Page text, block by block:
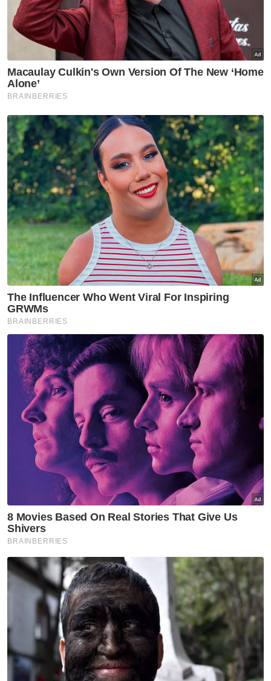
lalu.
Bagi kesalahan amang seksual fizikal,
pertuduhan dibuat mengikut Seksyen 14(a)
dan 14(b) Akta Kesalahan-Kesalahan Seksual
Terhadap Kanak-Kanak 2017 yang membawa
hukuman penjara tidak melebihi 20 tahun
dan boleh dikenakan sebatan, jika sabit
kesalahan.
Sementara kes amang seksual bukan fizikal,
pertuduhan dibuat di bawah Seksyen 15(a)(i)
dan 15(a)(ii) akta sama, membawa hukuman
penjara tidak melebihi 10 tahun atau denda
tidak melebihi RM20,000 atau kedua-duanya,
jika sabit kesalahan.
Artikel Berkaitan:
Guru didakwa amang seksual dua pelajar lelaki
dalam tandas sekolah, kereta
Guru agama didakwa lakukan amang seksual
terhadap dua kanak-kanak
Lelaki kurung, cedera remaja 14 tahun dipenjara 15
bulan
Penjaga rumah kebajikan liwat dua kanak-kanak
lelaki dijel 11 tahun, lima sebatan
Semasa prosiding, tertuduh yang tidak
diwakili peguam, merayu dikenakan hukuman
ringan.
Retna Velu (dua dari kanan) dibawa ke Mahkamah Sesyen
Ampang pada Khamis bagi kes amang seksual.